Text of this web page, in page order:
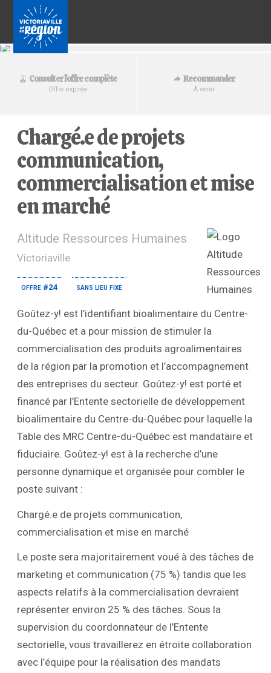
Consulter l'offre complète
Offre expirée
Recommander
À venir
Chargé.e de projets
communication,
commercialisation et mise
en marché
Altitude Ressources Humaines
Victoriaville
offre #24 sans lieu fixe
Goûtez-y! est l’identifiant bioalimentaire du Centre-
du-Québec et a pour mission de stimuler la
commercialisation des produits agroalimentaires
de la région par la promotion et l’accompagnement
des entreprises du secteur. Goûtez-y! est porté et
financé par l’Entente sectorielle de développement
bioalimentaire du Centre-du-Québec pour laquelle la
Table des MRC Centre-du-Québec est mandataire et
fiduciaire. Goûtez-y! est à la recherche d’une
personne dynamique et organisée pour combler le
poste suivant :
Chargé.e de projets communication,
commercialisation et mise en marché
Le poste sera majoritairement voué à des tâches de
marketing et communication (75 %) tandis que les
aspects relatifs à la commercialisation devraient
représenter environ 25 % des tâches. Sous la
supervision du coordonnateur de l’Entente
sectorielle, vous travaillerez en étroite collaboration
avec l’équipe pour la réalisation des mandats